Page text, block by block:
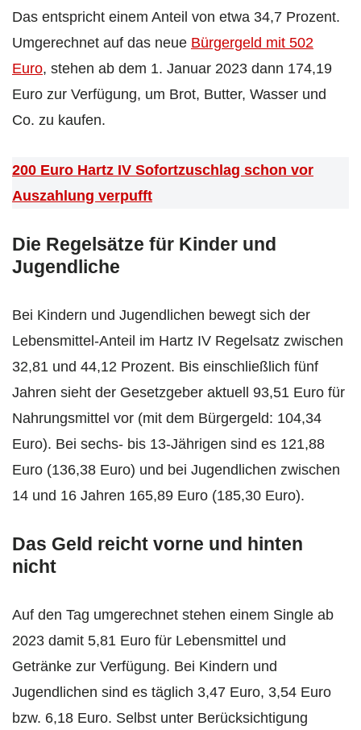
Das entspricht einem Anteil von etwa 34,7 Prozent.
Umgerechnet auf das neue Bürgergeld mit 502
Euro, stehen ab dem 1. Januar 2023 dann 174,19
Euro zur Verfügung, um Brot, Butter, Wasser und
Co. zu kaufen.
200 Euro Hartz IV Sofortzuschlag schon vor
Auszahlung verpufft
Die Regelsätze für Kinder und
Jugendliche
Bei Kindern und Jugendlichen bewegt sich der
Lebensmittel-Anteil im Hartz IV Regelsatz zwischen
32,81 und 44,12 Prozent. Bis einschließlich fünf
Jahren sieht der Gesetzgeber aktuell 93,51 Euro für
Nahrungsmittel vor (mit dem Bürgergeld: 104,34
Euro). Bei sechs- bis 13-Jährigen sind es 121,88
Euro (136,38 Euro) und bei Jugendlichen zwischen
14 und 16 Jahren 165,89 Euro (185,30 Euro).
Das Geld reicht vorne und hinten
nicht
Auf den Tag umgerechnet stehen einem Single ab
2023 damit 5,81 Euro für Lebensmittel und
Getränke zur Verfügung. Bei Kindern und
Jugendlichen sind es täglich 3,47 Euro, 3,54 Euro
bzw. 6,18 Euro. Selbst unter Berücksichtigung